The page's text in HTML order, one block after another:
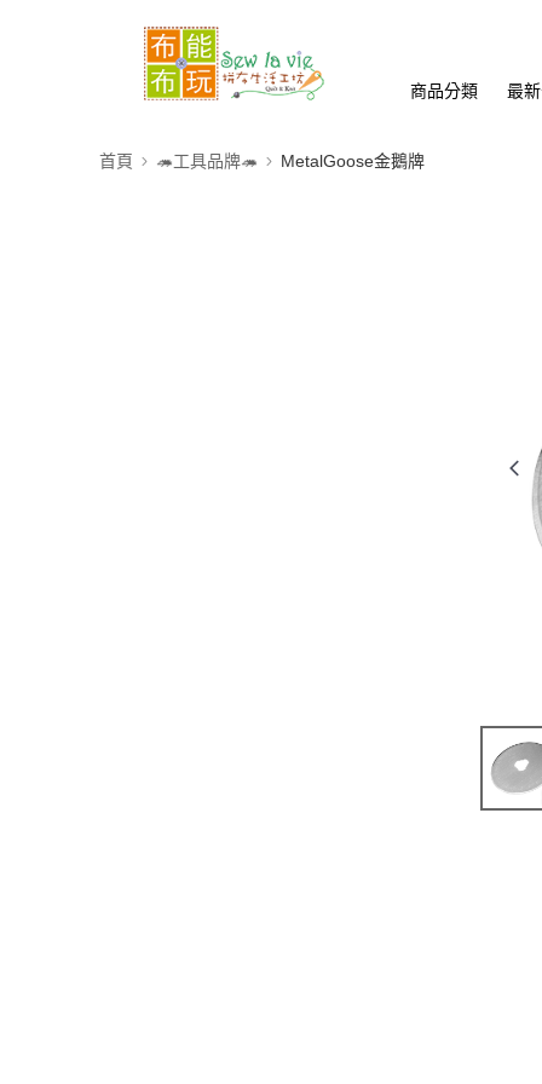
商品分類 最
首頁 🦔工具品牌🦔 MetalGoose金鵝牌